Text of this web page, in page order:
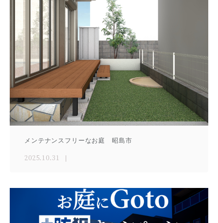
メンテナンスフリーなお庭 昭島市
2025.10.31